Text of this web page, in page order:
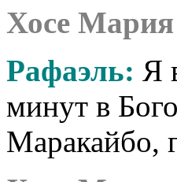
Хосе
Рафаэль: Я
минут в
Маракайбо,